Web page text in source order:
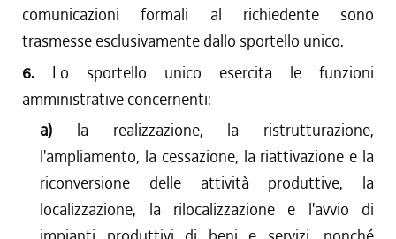
comunicazioni formali al richiedente sono
trasmesse esclusivamente dallo sportello unico.
6.
Lo sportello unico esercita le funzioni
amministrative concernenti:
a) la realizzazione, la ristrutturazione,
l'ampliamento, la cessazione, la riattivazione e la
riconversione delle attività produttive, la
localizzazione, la rilocalizzazione e l'avvio di